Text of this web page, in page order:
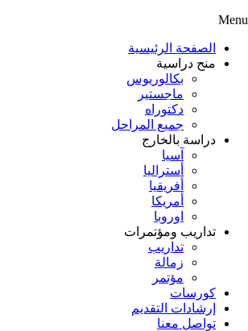
Menu
الصفحة الرئيسية
منح دراسية
بكالوريوس
ماجستير
دكتوراه
جميع المراحل
دراسة بالخارج
آسيا
أستراليا
أفريقيا
أمريكا
اوروبا
تداريب ومؤتمرات
تداريب
زمالة
مؤتمر
كورسات
إرشادات التقديم
تواصل معنا